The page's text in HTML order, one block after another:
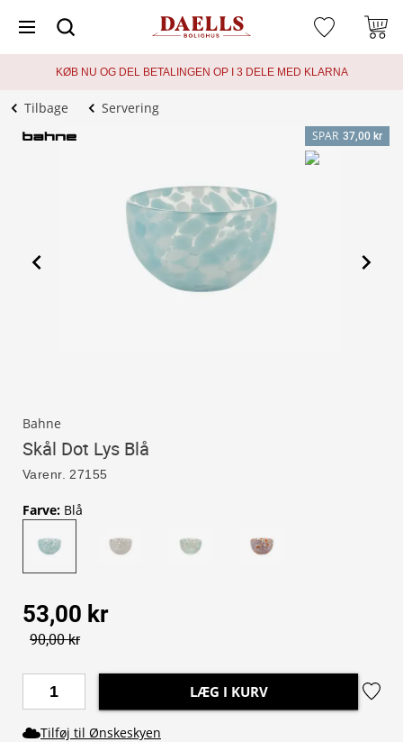
KØB NU OG DEL BETALINGEN OP I 3 DELE MED KLARNA
Tilbage Servering
SPAR 37,00 kr
Bahne
Skål Dot Lys Blå
Varenr. 27155
Farve: Blå
53,00 kr
90,00 kr
LÆG I KURV
Tilføj til Ønskeskyen